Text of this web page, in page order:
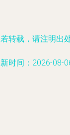
转载，请注明出
时间：2026-08-